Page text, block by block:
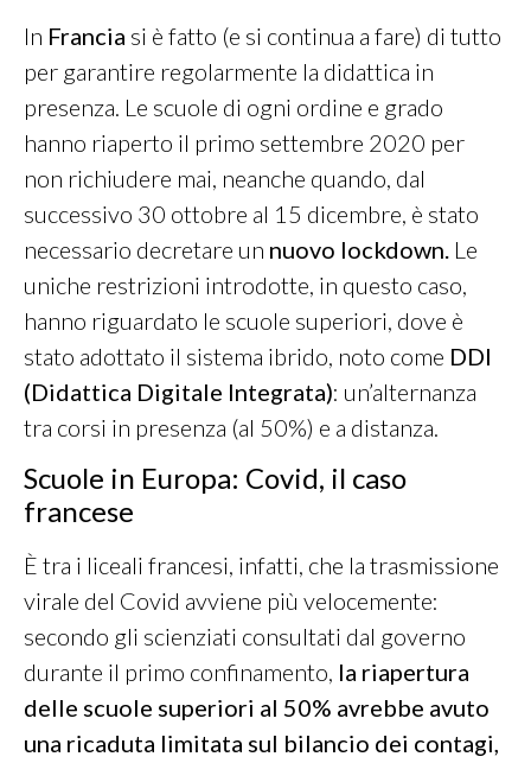
In Francia si è fatto (e si continua a fare) di tutto
per garantire regolarmente la didattica in
presenza. Le scuole di ogni ordine e grado
hanno riaperto il primo settembre 2020 per
non richiudere mai, neanche quando, dal
successivo 30 ottobre al 15 dicembre, è stato
necessario decretare un nuovo lockdown. Le
uniche restrizioni introdotte, in questo caso,
hanno riguardato le scuole superiori, dove è
stato adottato il sistema ibrido, noto come DDI
(Didattica Digitale Integrata): un’alternanza
tra corsi in presenza (al 50%) e a distanza.
Scuole in Europa: Covid, il caso
francese
È tra i liceali francesi, infatti, che la trasmissione
virale del Covid avviene più velocemente:
secondo gli scienziati consultati dal governo
durante il primo confinamento, la riapertura
delle scuole superiori al 50% avrebbe avuto
una ricaduta limitata sul bilancio dei contagi,